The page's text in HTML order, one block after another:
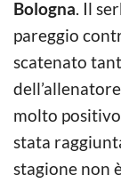
Bologna. Il
pareggio
scatenato
molto
stata
stagione non